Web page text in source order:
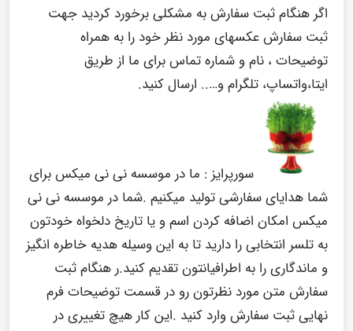
اگر هنگام ثبت سفارش به مشکلی برخورد کردید جهت
ثبت سفارش عکسهای مورد نظر خود را به همراه
توضیحات ، نام و شماره تماس برای ما از طریق
ایتا،واتساپ، تلگرام و….. ارسال کنید.
سورپرایز : ما در موسسه نی نی میکس برای
شما هدایای سفارشی تولید میکنیم .شما در موسسه نی نی
میکس امکان اضافه کردن اسم و یا تاریخ دلخواه خودتون
به تلسر انتخابی را دارید تا به این وسیله هدیه خاطره انگیز
و ماندگاری را به اطرافیانتون تقدیم کنید.ر هنگام ثبت
سفارش متن مورد نظرتون رو در قسمت توضیحات فرم
نهایی ثبت سفارش وارد کنید .این کار هیچ تغییری در